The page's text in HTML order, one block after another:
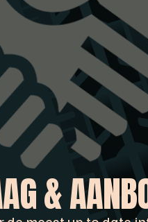
&